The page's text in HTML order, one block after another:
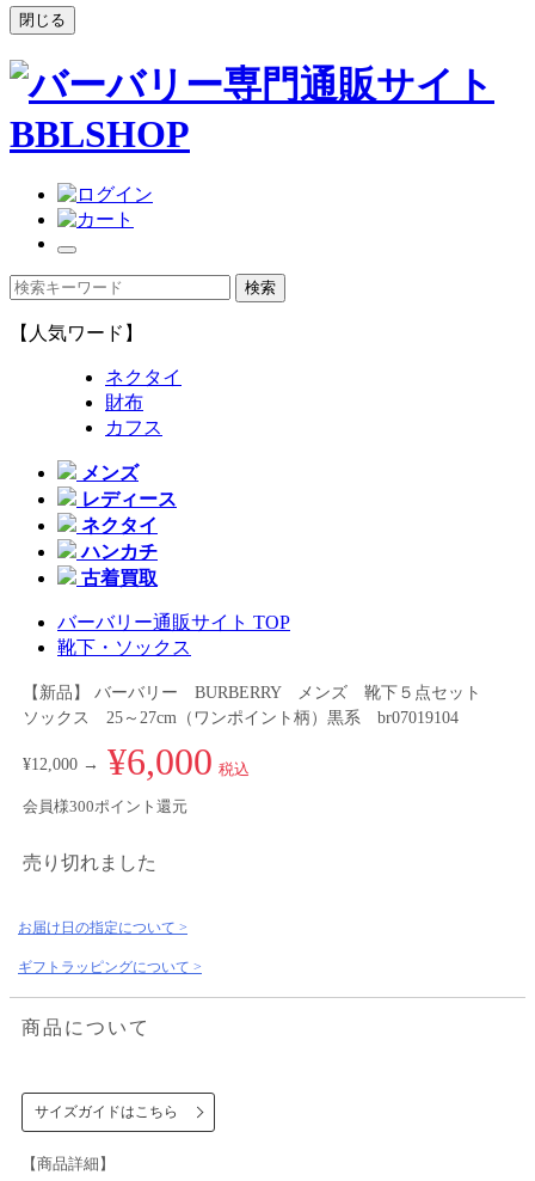
閉じる
【人気ワード】
ネクタイ
財布
カフス
メンズ
レディース
ネクタイ
ハンカチ
古着買取
バーバリー通販サイト TOP
靴下・ソックス
【新品】 バーバリー BURBERRY メンズ 靴下５点セット
ソックス 25～27cm（ワンポイント柄）黒系 br07019104
¥12,000 → ¥6,000 税込
会員様300ポイント還元
売り切れました
お届け日の指定について >
ギフトラッピングについて >
商品について
サイズガイドはこちら
【商品詳細】